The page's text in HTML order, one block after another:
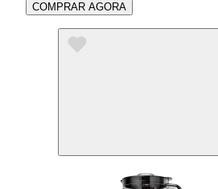
COMPRAR AGORA